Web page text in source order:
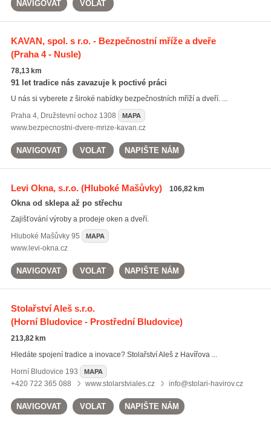
NAVIGOVAT VOLAT
KAVAN, spol. s r.o. - Bezpečnostní mříže a dveře
(Praha 4 - Nusle)
78,13 km
91 let tradice nás zavazuje k poctivé práci
U nás si vyberete z široké nabídky bezpečnostních mříží a dveří. ...
Praha 4, Družstevní ochoz 1308 MAPA
www.bezpecnostni-dvere-mrize-kavan.cz
NAVIGOVAT VOLAT NAPIŠTE NÁM
Levi Okna, s.r.o.(Hluboké Mašůvky) 106,82 km
Okna od sklepa až po střechu
Zajišťování výroby a prodeje oken a dveří.
Hluboké Mašůvky95 MAPA
www.levi-okna.cz
NAVIGOVAT VOLAT NAPIŠTE NÁM
Stolařství Aleš s.r.o.
(Horní Bludovice - Prostřední Bludovice)
213,82 km
Hledáte spojení tradice a inovace? Stolařství Aleš z Havířova ...
Horní Bludovice 193 MAPA
+420 722 365 088 www.stolarstviales.cz info@stolari-havirov.cz
NAVIGOVAT VOLAT NAPIŠTE NÁM